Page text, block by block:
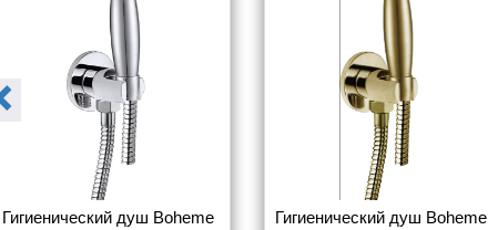
Гигиенический душ Boheme
Гигиенический душ Boheme